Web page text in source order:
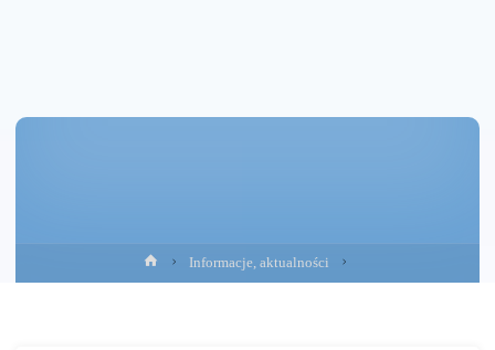
Strona
główna
Informacje, aktualności